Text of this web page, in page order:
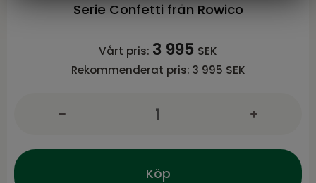
Serie Confetti från Rowico
Vårt pris: 3 995 SEK
Rekommenderat pris: 3 995 SEK
Köp